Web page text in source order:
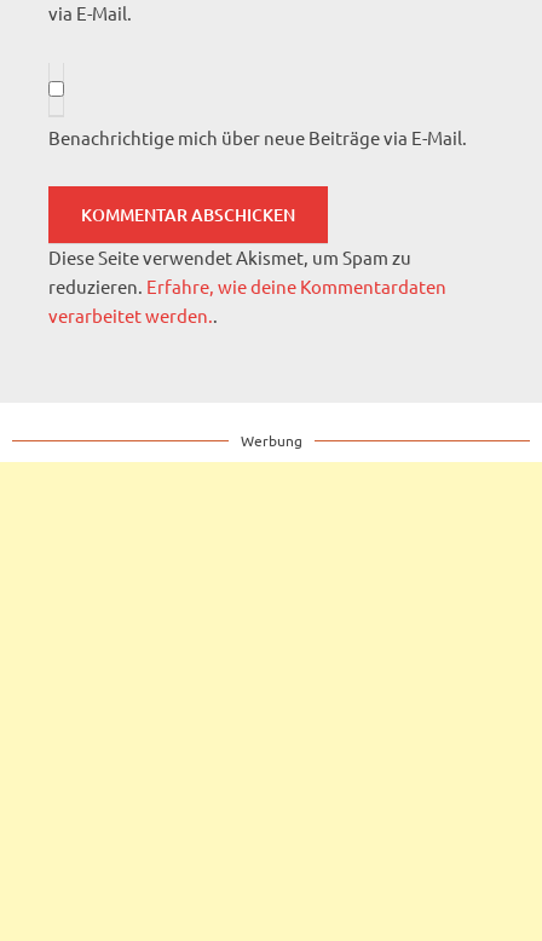
via E-Mail.
Benachrichtige mich über neue Beiträge via E-Mail.
Diese Seite verwendet Akismet, um Spam zu
reduzieren. Erfahre, wie deine Kommentardaten
verarbeitet werden..
Werbung